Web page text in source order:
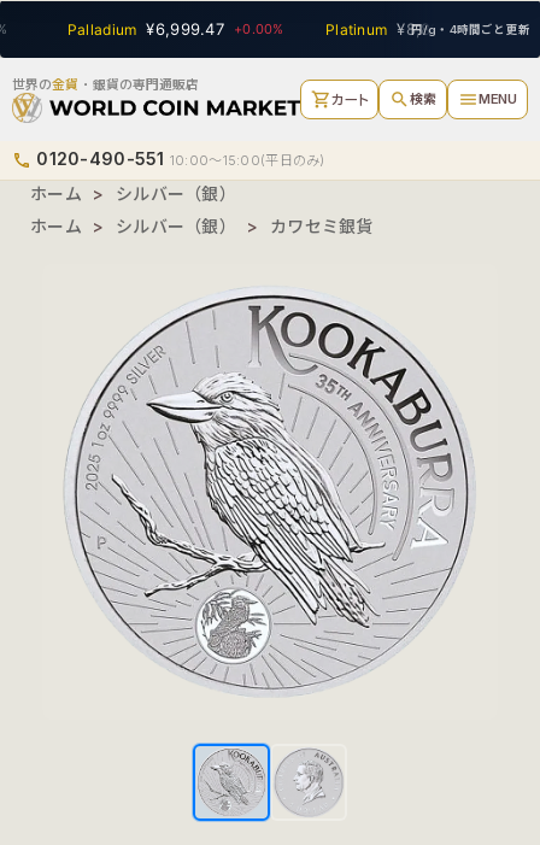
Palladium ¥6,999.47 +0.00% Platinum ¥8,810.72 +0.00%
円/g・4時間ごと更新
世界の金貨 ・銀貨の専門通販店
shopping_cartカート search検索 menuMENU
phone 0120-490-551 10:00〜15:00(平日のみ)
ホーム >
シルバー（銀）
ホーム
> シルバー（銀） > カワセミ銀貨
SEARCH